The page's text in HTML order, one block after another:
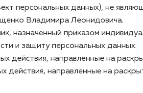
персональных данных), не
Владимира Леонидовича.
назначенный приказом
и защиту персональных данных.
действия, направленные на
действия, направленные на